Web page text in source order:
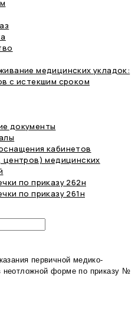
медицинских укладок:
с истекшим сроком
документы
кабинетов
центров) медицинских
по приказу 262н
по приказу 261н
первичной медико-
неотложной форме по приказу №